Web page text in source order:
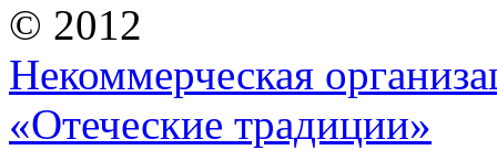
© 2012
Некоммерческая
«Отеческие традиции»